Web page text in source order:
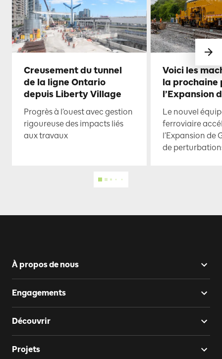
Creusement du tunnel
de la ligne Ontario
depuis Liberty Village
Progrès à l’ouest avec gestion
rigoureuse des impacts liés
aux travaux
Voici les
la prochaine
l’Expansion
Le nouvel
ferroviaire
l’Expansion de
de
À propos de nous
Engagements
Découvrir
Projets